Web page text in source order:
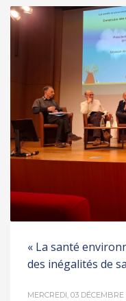
« La santé
des inégalités de
MERCREDI, 03 DÉCEMBRE